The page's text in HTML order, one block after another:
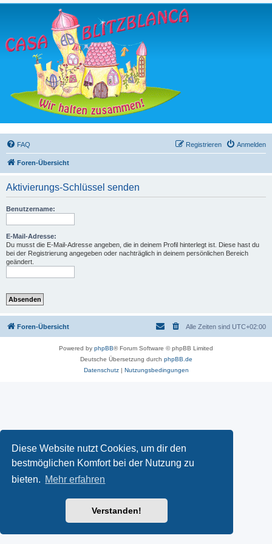
Diese Website nutzt Cookies, um dir den
bestmöglichen Komfort bei der Nutzung zu
bieten. Mehr erfahren
Verstanden!
FAQ Anmelden
Registrieren
Foren-Übersicht
Aktivierungs-Schlüssel senden
Benutzername:
E-Mail-Adresse:
Du musst die E-Mail-Adresse angeben, die in deinem Profil hinterlegt ist. Diese hast du
bei der Registrierung angegeben oder nachträglich in deinem persönlichen Bereich
geändert.
Foren-Übersicht Alle Zeiten sind UTC+02:00
Powered by phpBB® Forum Software © phpBB Limited
Deutsche Übersetzung durch phpBB.de
Datenschutz| Nutzungsbedingungen